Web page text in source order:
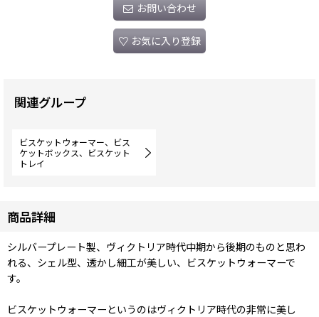
お問い合わせ
お気に入り登録
関連グループ
ビスケットウォーマー、ビス
ケットボックス、ビスケット
トレイ
商品詳細
シルバープレート製、ヴィクトリア時代中期から後期のものと思わ
れる、シェル型、透かし細工が美しい、ビスケットウォーマーで
す。
ビスケットウォーマーというのはヴィクトリア時代の非常に美し